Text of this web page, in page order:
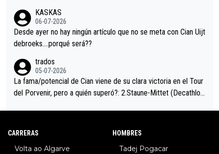
eta, a ver si por querer poner a Del Toro con calzador en posi
ción de podio UAE y Pojacar se van complicar el tour.
KASKAS
06-07-2026
Desde ayer no hay ningún artículo que no se meta con Cian Uijt
debroeks….porqué será??
trados
05-07-2026
La fama/potencial de Cian viene de su clara victoria en el Tour
del Porvenir, pero a quién superó?: 2.Staune-Mittet (Decathlon,
8.Lenny Martinez (Bahrein), 9. Van Belle (Visma), 10. Vacek (Li
CARRERAS
Volta ao Algarve
HOMBRES
Tadej Pogacar